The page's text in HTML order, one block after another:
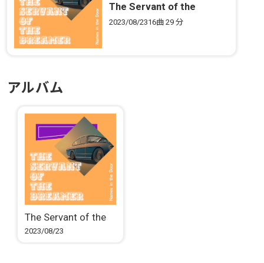
The Servant of the
Dreamer
2023/08/2316曲29 分
アルバム
The Servant of the
Dreamer
2023/08/23